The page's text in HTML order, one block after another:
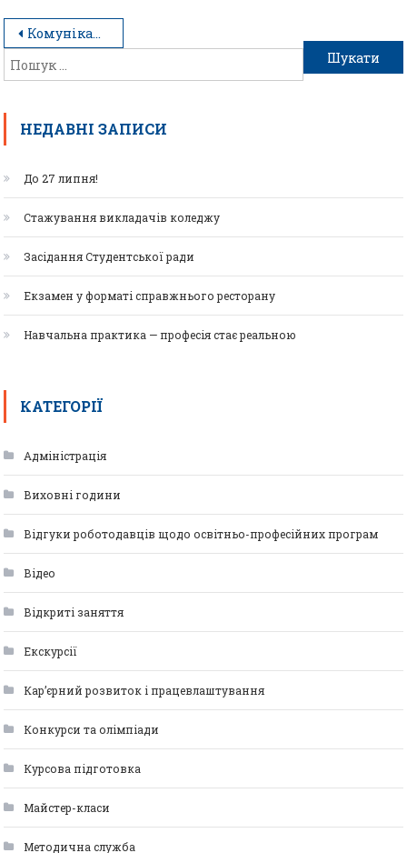
Комунікація та підтримка
НЕДАВНІ ЗАПИСИ
До 27 липня!
Стажування викладачів коледжу
Засідання Студентської ради
Екзамен у форматі справжнього ресторану
Навчальна практика — професія стає реальною
КАТЕГОРІЇ
Адміністрація
Виховні години
Відгуки роботодавців щодо освітньо-професійних програм
Відео
Відкриті заняття
Екскурсії
Кар’єрний розвиток і працевлаштування
Конкурси та олімпіади
Курсова підготовка
Майстер-класи
Методична служба